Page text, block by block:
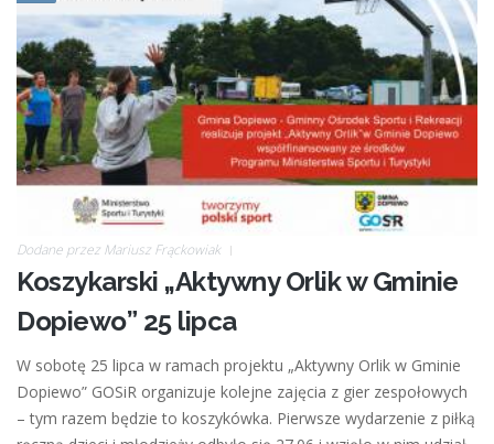
Dodane przez Mariusz Frąckowiak
Koszykarski „Aktywny Orlik w Gminie
Dopiewo” 25 lipca
W sobotę 25 lipca w ramach projektu „Aktywny Orlik w Gminie
Dopiewo” GOSiR organizuje kolejne zajęcia z gier zespołowych
– tym razem będzie to koszykówka. Pierwsze wydarzenie z piłką